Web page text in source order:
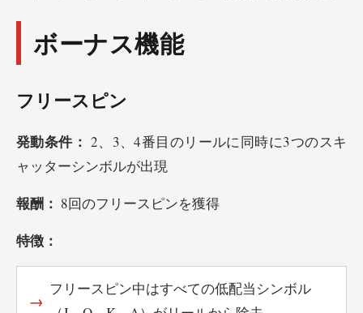
ボーナス機能
フリースピン
発動条件： 2、3、4番目のリールに同時に3つのスキ
ャッターシンボルが出現
報酬： 8回のフリースピンを獲得
特徴：
フリースピン中はすべての低配当シンボル